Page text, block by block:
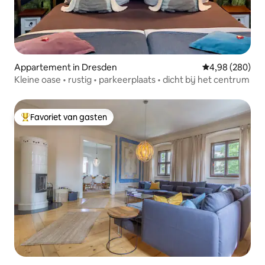
Appartement in Dresden Gemiddelde
4,98 (280)
Kleine oase • rustig • parkeerplaats • dicht bij het centrum
Topfavoriet van gasten
Favoriet van gasten